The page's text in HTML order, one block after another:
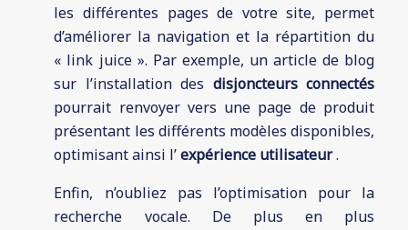
les différentes pages de votre site, permet
d’améliorer la navigation et la répartition du
« link juice ». Par exemple, un article de blog
sur l’installation des disjoncteurs connectés
pourrait renvoyer vers une page de produit
présentant les différents modèles disponibles,
optimisant ainsi l’expérience utilisateur.
Enfin, n’oubliez pas l’optimisation pour la
recherche vocale. De plus en plus